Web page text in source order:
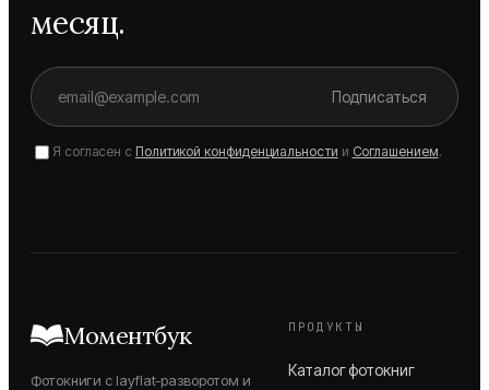
месяц.
Подписаться
Я согласен с Политикой конфиденциальности и Соглашением.
Моментбук
Фотокниги с layflat-разворотом и
ПРОДУКТЫ
Каталог фотокниг